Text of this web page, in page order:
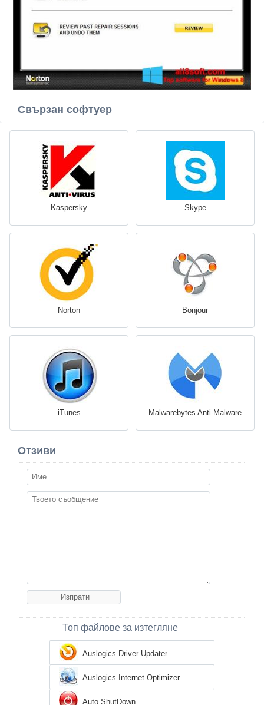
Свързан софтуер
Kaspersky Skype
Norton Bonjour
iTunes Malwarebytes Anti-Malware
Отзиви
Топ файлове за изтегляне
Auslogics Driver Updater
Auslogics Internet Optimizer
Auto ShutDown